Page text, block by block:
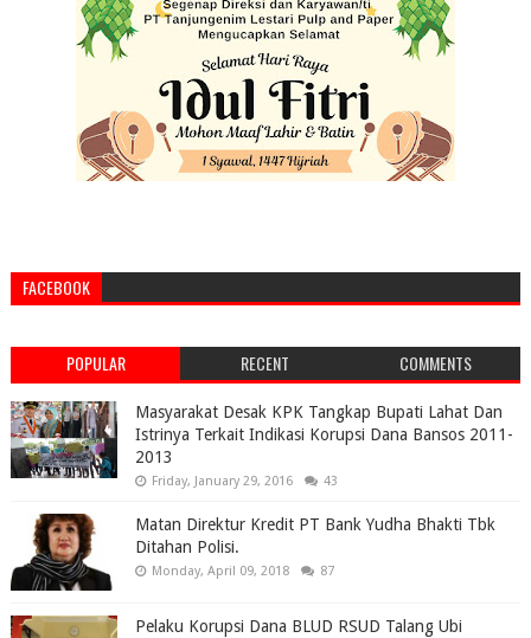
FACEBOOK
POPULAR RECENT COMMENTS
Masyarakat Desak KPK Tangkap Bupati Lahat Dan
Istrinya Terkait Indikasi Korupsi Dana Bansos 2011-
2013
Friday, January 29, 2016 43
Matan Direktur Kredit PT Bank Yudha Bhakti Tbk
Ditahan Polisi.
Monday, April 09, 2018 87
Pelaku Korupsi Dana BLUD RSUD Talang Ubi